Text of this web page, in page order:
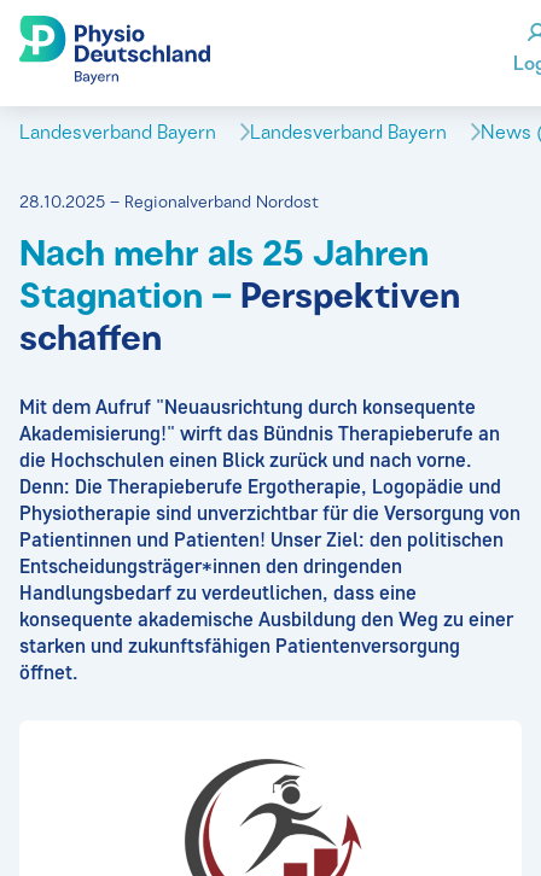
Landesverband Bayern Landesverband Bayern News
28.10.2025 – Regionalverband Nordost
Nach mehr als 25 Jahren
Stagnation – Perspektiven
schaffen
Mit dem Aufruf "Neuausrichtung durch konsequente
Akademisierung!" wirft das Bündnis Therapieberufe an
die Hochschulen einen Blick zurück und nach vorne.
Denn: Die Therapieberufe Ergotherapie, Logopädie und
Physiotherapie sind unverzichtbar für die Versorgung von
Patientinnen und Patienten! Unser Ziel: den politischen
Entscheidungsträger*innen den dringenden
Handlungsbedarf zu verdeutlichen, dass eine
konsequente akademische Ausbildung den Weg zu einer
starken und zukunftsfähigen Patientenversorgung
öffnet.